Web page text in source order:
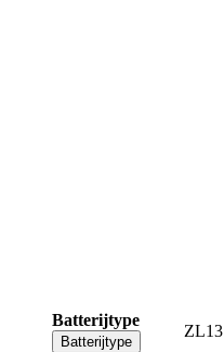
Batterijtype
Batterijtype
ZL13